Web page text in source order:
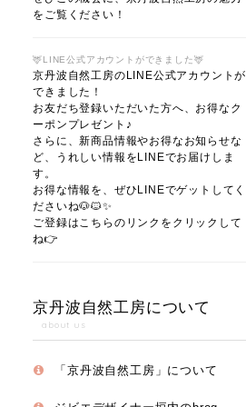
をご覧ください！
🦌LINE公式アカウントができました🦌
京丹波自然工房のLINE公式アカウントが
できました！
お友だち登録いただいた方へ、お得なク
ーポンプレゼント♪
さらに、新商品情報やお得なお知らせな
ど、うれしい情報をLINEでお届けしま
す。
お得な情報を、ぜひLINEでゲットしてく
ださいね🐶🐱✨
ご登録はこちらのリンクをクリックして
ね👉
京丹波自然工房について
about us
「京丹波自然工房」について